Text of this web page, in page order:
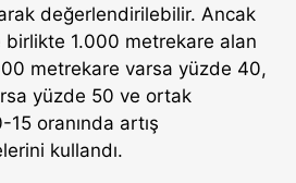
değerlendirilebilir. Ancak
1.000 metrekare alan
metrekare varsa yüzde 40,
yüzde 50 ve ortak
oranında artış
kullandı.